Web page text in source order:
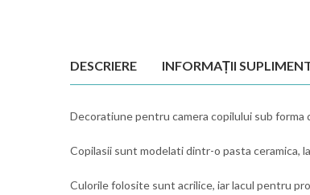
DESCRIERE INFORMAȚII
Decoratiune pentru camera copilului sub forma
Copilasii sunt modelati dintr-o pasta ceramica,
Culorile folosite sunt acrilice, iar lacul pentru